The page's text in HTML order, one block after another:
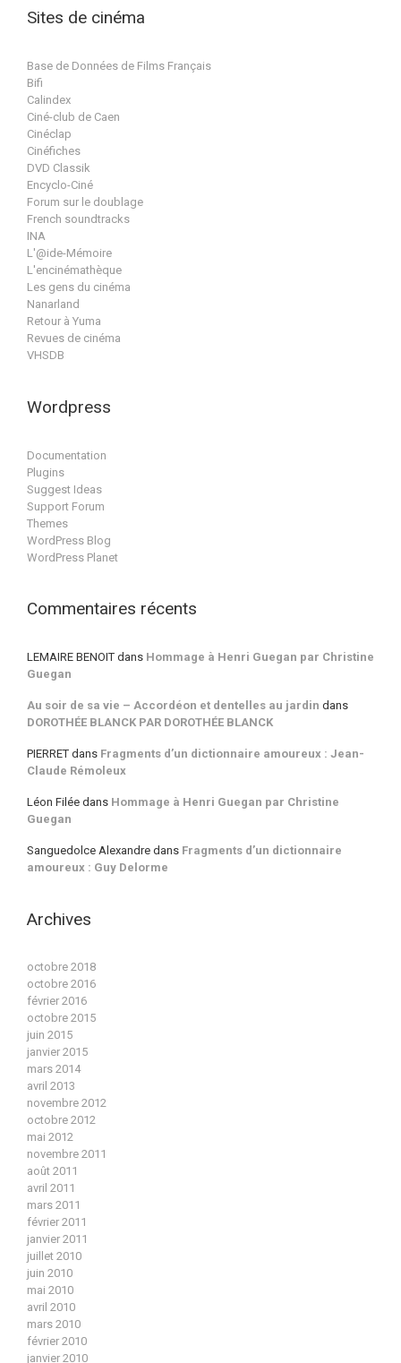
Sites de cinéma
Base de Données de Films Français
Bifi
Calindex
Ciné-club de Caen
Cinéclap
Cinéfiches
DVD Classik
Encyclo-Ciné
Forum sur le doublage
French soundtracks
INA
L'@ide-Mémoire
L'encinémathèque
Les gens du cinéma
Nanarland
Retour à Yuma
Revues de cinéma
VHSDB
Wordpress
Documentation
Plugins
Suggest Ideas
Support Forum
Themes
WordPress Blog
WordPress Planet
Commentaires récents
LEMAIRE BENOIT dans Hommage à Henri Guegan par Christine
Guegan
Au soir de sa vie – Accordéon et dentelles au jardin dans
DOROTHÉE BLANCK PAR DOROTHÉE BLANCK
PIERRET dans Fragments d’un dictionnaire amoureux : Jean-
Claude Rémoleux
Léon Filée dans Hommage à Henri Guegan par Christine
Guegan
Sanguedolce Alexandre dans Fragments d’un dictionnaire
amoureux : Guy Delorme
Archives
octobre 2018
octobre 2016
février 2016
octobre 2015
juin 2015
janvier 2015
mars 2014
avril 2013
novembre 2012
octobre 2012
mai 2012
novembre 2011
août 2011
avril 2011
mars 2011
février 2011
janvier 2011
juillet 2010
juin 2010
mai 2010
avril 2010
mars 2010
février 2010
janvier 2010